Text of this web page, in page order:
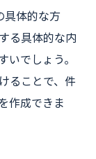
具体的な方
る具体的な内
でしょう。
ることで、件
作成できま